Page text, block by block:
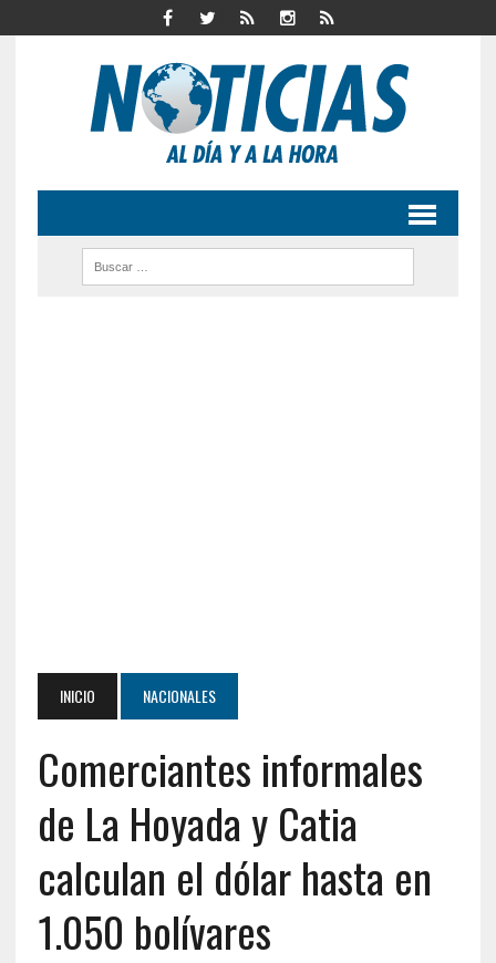
INICIO NACIONALES
Comerciantes informales
de La Hoyada y Catia
calculan el dólar hasta en
1.050 bolívares